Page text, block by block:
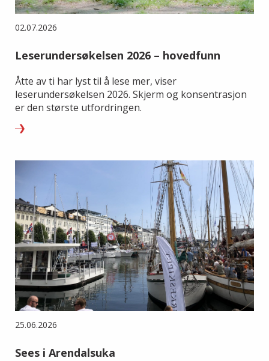
02.07.2026
Leserundersøkelsen 2026 – hovedfunn
Åtte av ti har lyst til å lese mer, viser
leserundersøkelsen 2026. Skjerm og konsentrasjon
er den største utfordringen.
25.06.2026
Sees i Arendalsuka